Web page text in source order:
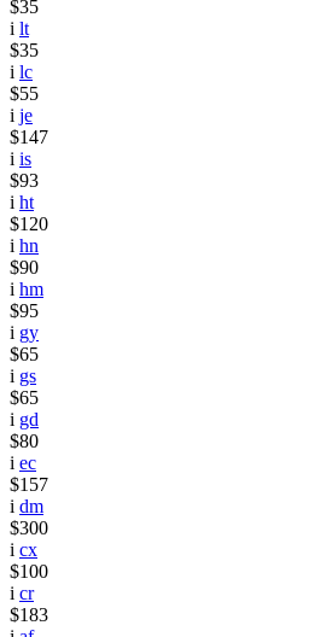
$35
i lt
$35
i lc
$55
i je
$147
i is
$93
i ht
$120
i hn
$90
i hm
$95
i gy
$65
i gs
$65
i gd
$80
i ec
$157
i dm
$300
i cx
$100
i cr
$183